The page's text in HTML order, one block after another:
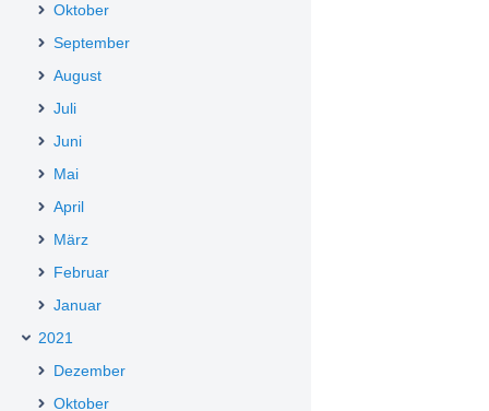
Oktober
September
August
Juli
Juni
Mai
April
März
Februar
Januar
2021
Dezember
Oktober